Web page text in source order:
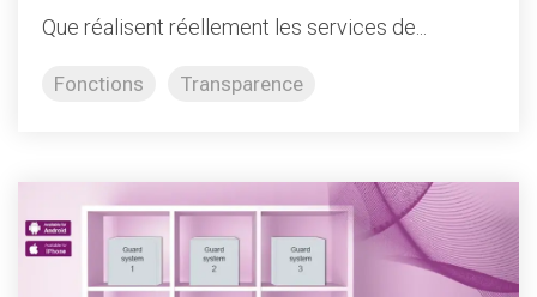
Que réalisent réellement les services de...
Fonctions Transparence